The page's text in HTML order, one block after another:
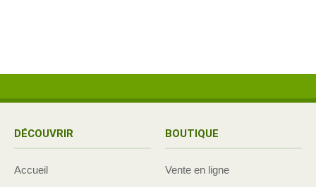
DÉCOUVRIR
Accueil
BOUTIQUE
Vente en ligne